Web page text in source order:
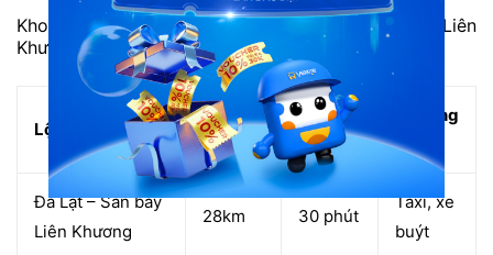
Khoảng cách, thời gian di chuyển từ sân bay Liên
Khương đến các thành phố lớn:
Lộ trình
Khoảng
cách
Thời
gian
Phương
tiện
Đà Lạt – Sân bay
Liên Khương
28km 30 phút
Taxi, xe
buýt